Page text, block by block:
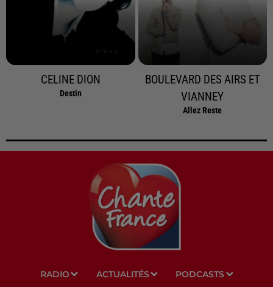
CELINE DION
Destin
BOULEVARD DES AIRS ET
VIANNEY
Allez Reste
RADIO ACTUALITÉS PODCASTS